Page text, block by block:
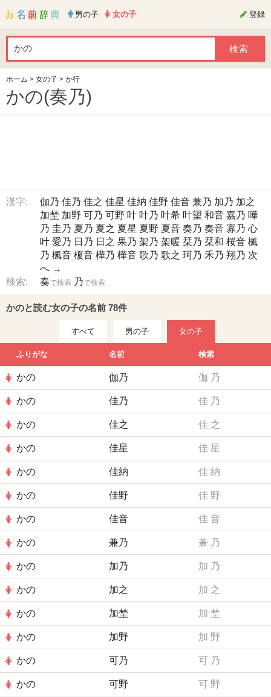
男の子 女の子 登録
ホーム > 女の子 > か行
かの(奏乃)
漢字: 伽乃 佳乃 佳之 佳星 佳納 佳野 佳音 兼乃 加乃 加之
加埜 加野 可乃 可野 叶 叶乃 叶希 叶望 和音 嘉乃 嘩
乃 圭乃 夏乃 夏之 夏星 夏野 夏音 奏乃 奏音 寡乃 心
叶 愛乃 日乃 日之 果乃 架乃 架暖 栞乃 栞和 桜音 楓
乃 楓音 榎音 樺乃 樺音 歌乃 歌之 珂乃 禾乃 翔乃 次
へ →
検索:
奏で検索 乃で検索
かのと読む女の子の名前 78件
すべて 男の子 女の子
ふりがな 名前 検索
かの 伽乃 伽 乃
かの 佳乃 佳 乃
かの 佳之 佳 之
かの 佳星 佳 星
かの 佳納 佳 納
かの 佳野 佳 野
かの 佳音 佳 音
かの 兼乃 兼 乃
かの 加乃 加 乃
かの 加之 加 之
かの 加埜 加 埜
かの 加野 加 野
かの 可乃 可 乃
かの 可野 可 野